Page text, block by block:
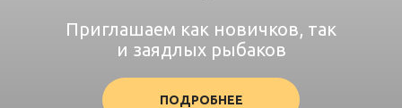
Приглашаем как новичков, так
и заядлых рыбаков
ПОДРОБНЕЕ